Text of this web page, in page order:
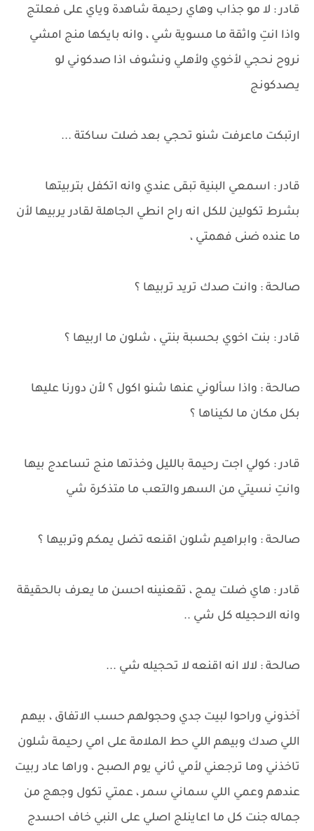
قادر : لا مو جذاب وهاي رحيمة شاهدة وياي على فعلتج
واذا انتِ واثقة ما مسوية شي ، وانه بايكها منج امشي
نروح نحجي لأخوي ولأهلي ونشوف اذا صدكوني لو
يصدكونج
ارتبكت ماعرفت شنو تحجي بعد ضلت ساكتة ...
قادر : اسمعي البنية تبقى عندي وانه اتكفل بتربيتها
بشرط تكولين للكل انه راح انطي الجاهلة لقادر يربيها لأن
ما عنده ضنى فهمتي ،
صالحة : وانت صدك تريد تربيها ؟
قادر : بنت اخوي بحسبة بنتي ، شلون ما اربيها ؟
صالحة : واذا سألوني عنها شنو اكول ؟ لأن دورنا عليها
بكل مكان ما لكيناها ؟
قادر : كولي اجت رحيمة بالليل وخذتها منج تساعدج بيها
وانتِ نسيتي من السهر والتعب ما متذكرة شي
صالحة : وابراهيم شلون اقنعه تضل يمكم وتربيها ؟
قادر : هاي ضلت يمج ، تقعنينه احسن ما يعرف بالحقيقة
وانه الاحجيله كل شي ..
صالحة : لالا انه اقنعه لا تحجيله شي ...
آخذوني وراحوا لبيت جدي وحجولهم حسب الاتفاق ، بيهم
اللي صدك وبيهم اللي حط الملامة على امي رحيمة شلون
تاخذني وما ترجعني ﻷمي ثاني يوم الصبح ، وراها عاد ربيت
عندهم وعمي اللي سماني سمر ، عمتي تكول وجهج من
جماله جنت كل ما اعاينلج اصلي على النبي خاف احسدج